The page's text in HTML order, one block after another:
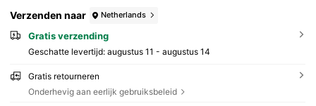
Verzenden naar Netherlands
Gratis verzending
Geschatte levertijd: augustus 11 - augustus 14
Gratis retourneren
Onderhevig aan eerlijk gebruiksbeleid